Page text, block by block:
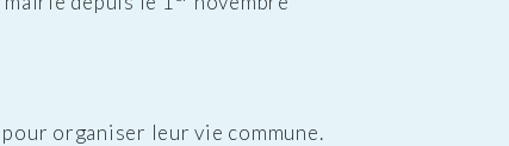
organiser leur vie commune.